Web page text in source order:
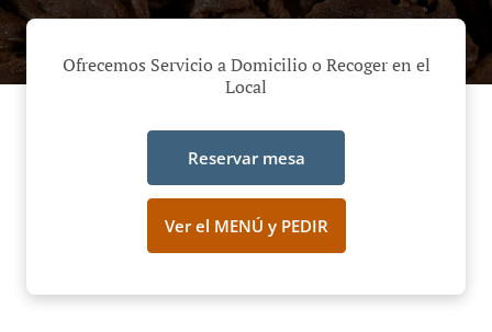
Ofrecemos Servicio a Domicilio o Recoger en el
Local
Reservar mesa
Ver el MENÚ y PEDIR